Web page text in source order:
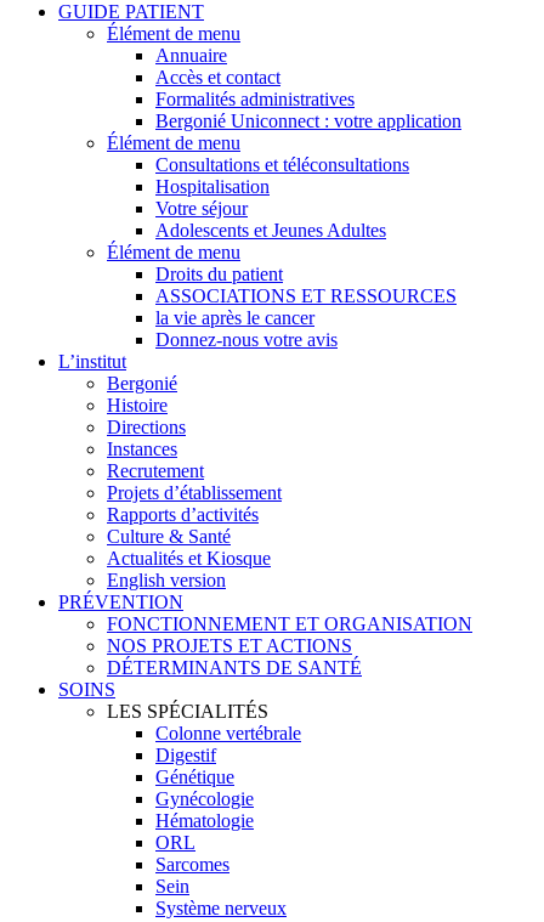
GUIDE PATIENT
Élément de menu
Annuaire
Accès et contact
Formalités administratives
Bergonié Uniconnect : votre application
Élément de menu
Consultations et téléconsultations
Hospitalisation
Votre séjour
Adolescents et Jeunes Adultes
Élément de menu
Droits du patient
ASSOCIATIONS ET RESSOURCES
la vie après le cancer
Donnez-nous votre avis
L’institut
Bergonié
Histoire
Directions
Instances
Recrutement
Projets d’établissement
Rapports d’activités
Culture & Santé
Actualités et Kiosque
English version
PRÉVENTION
FONCTIONNEMENT ET ORGANISATION
NOS PROJETS ET ACTIONS
DÉTERMINANTS DE SANTÉ
SOINS
LES SPÉCIALITÉS
Colonne vertébrale
Digestif
Génétique
Gynécologie
Hématologie
ORL
Sarcomes
Sein
Système nerveux